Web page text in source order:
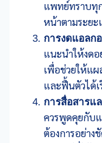
แพทย์ทราบทุ
หน้าตามระยะ
การงดแอลก
แนะนำให้งด
เพื่อช่วยให้แ
และฟื้นตัวได้เ
การสื่อสารแ
ควรพูดคุยกับ
ต้องการอย่าง